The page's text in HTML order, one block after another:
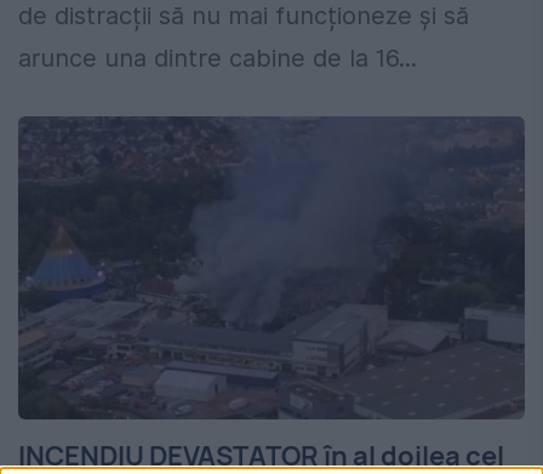
de distracții să nu mai funcționeze și să
arunce una dintre cabine de la 16...
INCENDIU DEVASTATOR în al doilea cel